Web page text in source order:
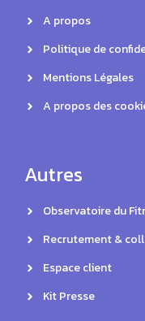
A propos
Politique de
Mentions Légales
A propos des
Autres
Observatoire du
Recrutement &
Espace client
Kit Presse